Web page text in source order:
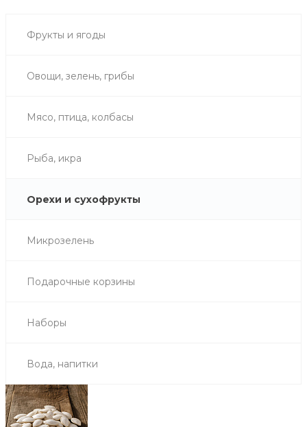
Фрукты и ягоды
Овощи, зелень, грибы
Мясо, птица, колбасы
Рыба, икра
Орехи и сухофрукты
Микрозелень
Подарочные корзины
Наборы
Вода, напитки